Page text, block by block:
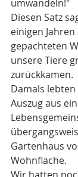
umwandeln!"
Diesen Satz
einigen
gepachteten
unsere Tiere
zurückkamen.
Damals
Auszug aus
Gartenhaus
Wohnfläche.